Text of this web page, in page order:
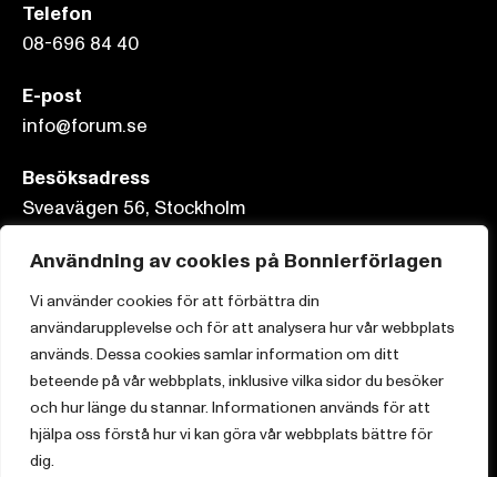
Användning av cookies på Bonnierförlagen
Vi använder cookies för att förbättra din
användarupplevelse och för att analysera hur vår webbplats
används. Dessa cookies samlar information om ditt
beteende på vår webbplats, inklusive vilka sidor du besöker
och hur länge du stannar. Informationen används för att
hjälpa oss förstå hur vi kan göra vår webbplats bättre för
dig.
Telefon
08-696 84 40
E-post
info@forum.se
Besöksadress
Sveavägen 56, Stockholm
Postadress
Box 3159, 103 63 Stockholm
Om Bonnierförlagen
Cookies